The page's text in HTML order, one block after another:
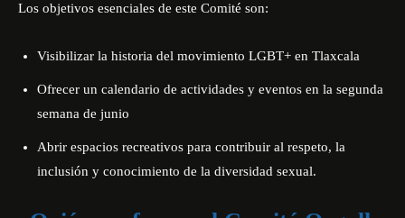
Los objetivos esenciales de este Comité son:
Visibilizar la historia del movimiento LGBT+ en Tlaxcala
Ofrecer un calendario de actividades y eventos en la segunda
semana de junio
Abrir espacios recreativos para contribuir al respeto, la
inclusión y conocimiento de la diversidad sexual.